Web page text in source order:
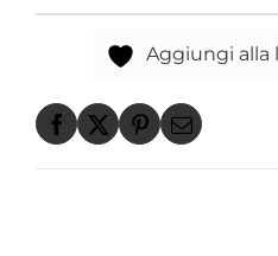
Aggiungi alla